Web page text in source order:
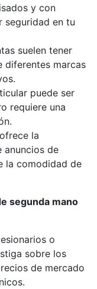
y con
seguridad en tu
suelen tener
diferentes marcas
puede ser
requiere una
la
anuncios de
la comodidad de
segunda mano
o
sobre los
de mercado